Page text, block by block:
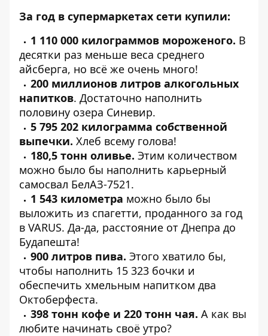
За год в супермаркетах сети купили:
1 110 000 килограммов мороженого. В
десятки раз меньше веса среднего
айсберга, но всё же очень много!
200 миллионов литров алкогольных
напитков. Достаточно наполнить
половину озера Синевир.
5 795 202 килограмма собственной
выпечки. Хлеб всему голова!
180,5 тонн оливье. Этим количеством
можно было бы наполнить карьерный
самосвал БелАЗ-7521.
1 543 километра можно было бы
выложить из спагетти, проданного за год
в VARUS. Да-да, расстояние от Днепра до
Будапешта!
900 литров пива. Этого хватило бы,
чтобы наполнить 15 323 бочки и
обеспечить хмельным напитком два
Октоберфеста.
398 тонн кофе и 220 тонн чая. А как вы
любите начинать своё утро?